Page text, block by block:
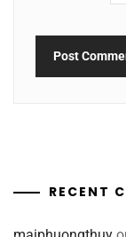
RECENT